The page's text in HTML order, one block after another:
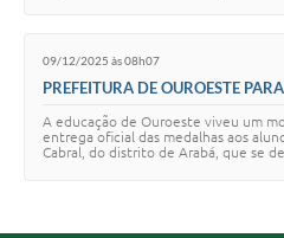
09/12/2025 às 08h07
PREFEITURA DE OUROESTE
CONQUISTA EM OLIMPÍADAS
A educação de Ouroeste viveu um
entrega oficial das medalhas aos
Cabral, do distrito de Arabá, que se